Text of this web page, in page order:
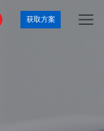
获取方案